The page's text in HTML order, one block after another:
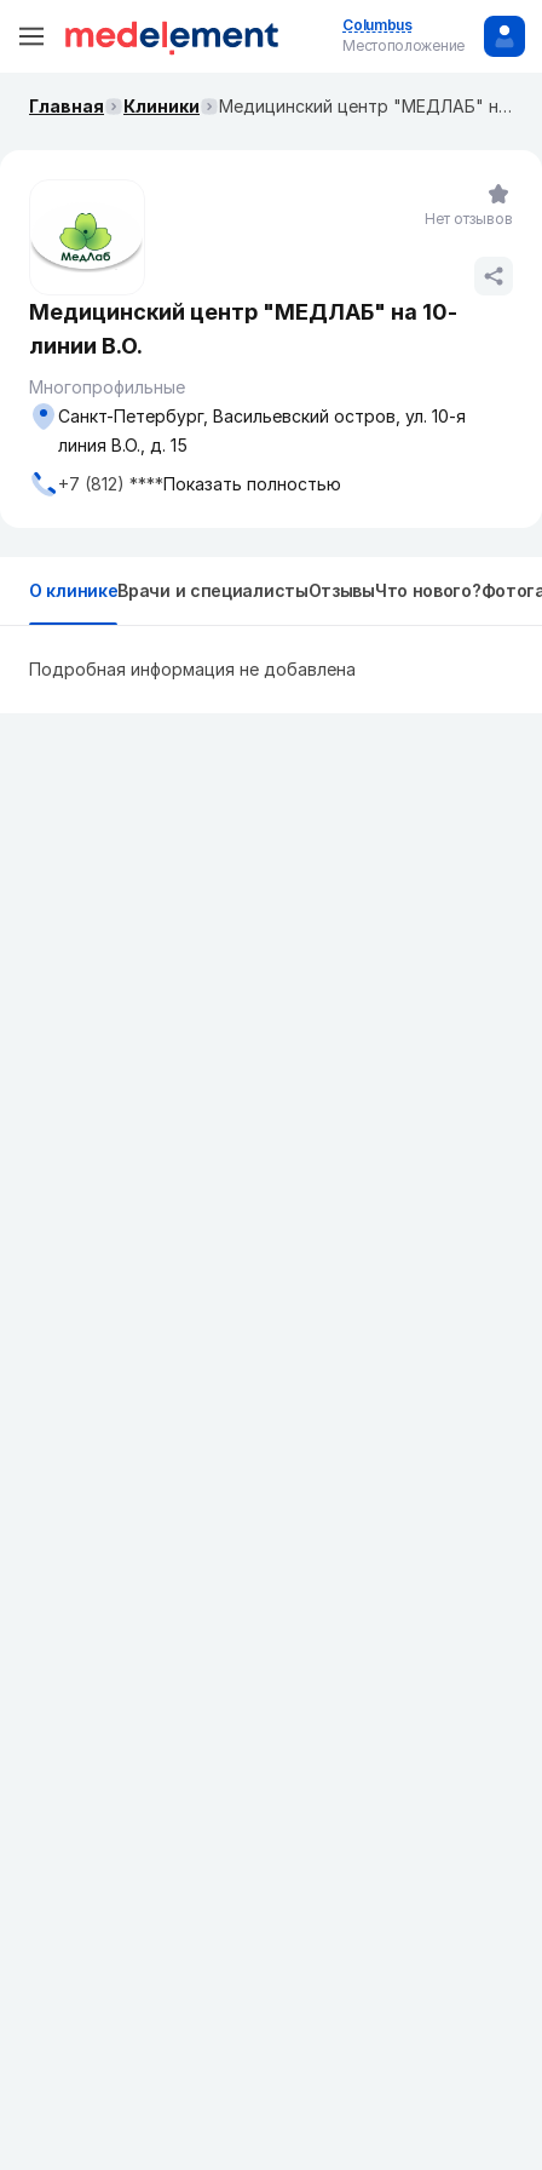
Columbus
Местоположение
Главная Клиники Медицинский центр "МЕДЛАБ" на 10-линии В.О.
Медицинский центр "МЕДЛАБ" на 10-
линии В.О.
Многопрофильные
Санкт-Петербург, Васильевский остров, ул. 10-я
линия В.О., д. 15
+7 (812) ****Показать полностью
Нет отзывов
О клиникеВрачи и специалистыОтзывыЧто нового?
Подробная информация не добавлена